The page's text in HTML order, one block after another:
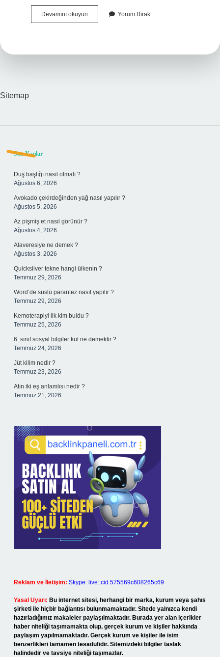
Devamını okuyun Sardunya
Çiçeği
Yorum Bırak
Sitemap
Sidebar
Son Yazılar
Duş başlığı nasıl olmalı ?
Ağustos 6, 2026
Avokado çekirdeğinden yağ nasıl yapılır ?
Ağustos 5, 2026
Az pişmiş et nasıl görünür ?
Ağustos 4, 2026
Alaveresiye ne demek ?
Ağustos 3, 2026
Quicksilver tekne hangi ülkenin ?
Temmuz 29, 2026
Word’de süslü parantez nasıl yapılır ?
Temmuz 29, 2026
Kemoterapiyi ilk kim buldu ?
Temmuz 25, 2026
6. sınıf sosyal bilgiler kut ne demektir ?
Temmuz 24, 2026
Jüt kilim nedir ?
Temmuz 23, 2026
Atın iki eş anlamlısı nedir ?
Temmuz 21, 2026
Reklam ve İletişim: Skype: live:.cid.575569c608265c69
Yasal Uyarı: Bu internet sitesi, herhangi bir marka, kurum veya şahıs
şirketi ile hiçbir bağlantısı bulunmamaktadır. Sitede yalnızca kendi
hazırladığımız makaleler paylaşılmaktadır. Burada yer alan içerikler
haber niteliği taşımamakta olup, gerçek kurum ve kişiler hakkında
paylaşım yapılmamaktadır. Gerçek kurum ve kişiler ile isim
benzerlikleri tamamen tesadüfidir. Sitemizdeki bilgiler taslak
halindedir ve tavsiye niteliği taşımazlar.